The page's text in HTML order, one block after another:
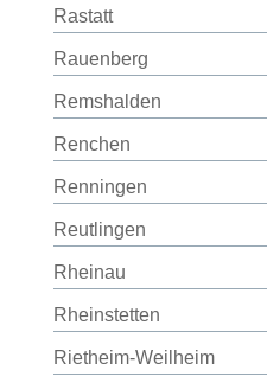
Rastatt
Rauenberg
Remshalden
Renchen
Renningen
Reutlingen
Rheinau
Rheinstetten
Rietheim-Weilheim